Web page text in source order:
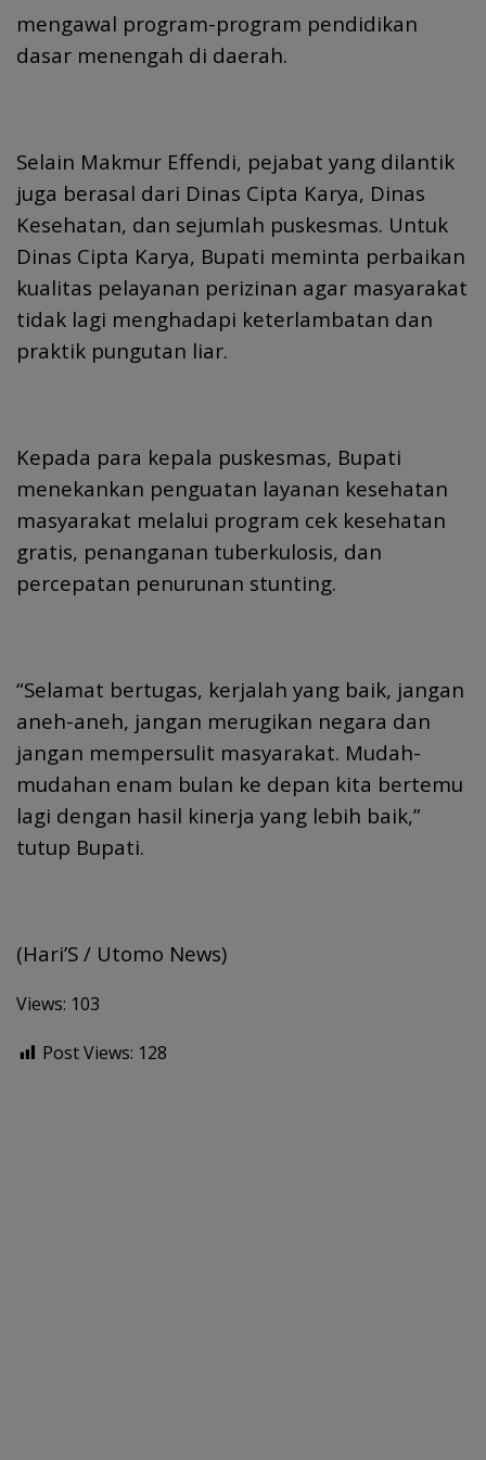
mengawal program-program pendidikan
dasar menengah di daerah.
Selain Makmur Effendi, pejabat yang dilantik
juga berasal dari Dinas Cipta Karya, Dinas
Kesehatan, dan sejumlah puskesmas. Untuk
Dinas Cipta Karya, Bupati meminta perbaikan
kualitas pelayanan perizinan agar masyarakat
tidak lagi menghadapi keterlambatan dan
praktik pungutan liar.
Kepada para kepala puskesmas, Bupati
menekankan penguatan layanan kesehatan
masyarakat melalui program cek kesehatan
gratis, penanganan tuberkulosis, dan
percepatan penurunan stunting.
“Selamat bertugas, kerjalah yang baik, jangan
aneh-aneh, jangan merugikan negara dan
jangan mempersulit masyarakat. Mudah-
mudahan enam bulan ke depan kita bertemu
lagi dengan hasil kinerja yang lebih baik,”
tutup Bupati.
(Hari’S / Utomo News)
Views: 103
Post Views: 128